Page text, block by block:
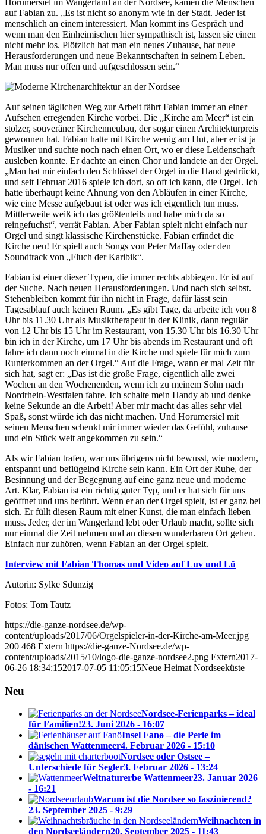
auf Fabian zu. „Es ist nicht so anonym wie in der Stadt. Jeder ist
menschlich an einem interessiert. Man kommt ins Gespräch und
wenn man den Einheimischen hier sympathisch ist, lassen sie einen
nicht mehr los. Plötzlich hat man ein neues Zuhause, hat neue
Herausforderungen und neue Bekanntschaften in seinem Leben.
Man muss nur offen und aufgeschlossen sein.“
Auf seinen täglichen Weg zur Arbeit fährt Fabian immer an einer
Aufsehen erregenden Kirche vorbei. Die „Kirche am Meer“ ist ein
stolzer, souveräner Kirchenneubau, der sogar einen Architekturpreis
gewonnen hat. Fabian hatte mit Kirche wenig am Hut, aber er ist ja
Musiker und suchte noch nach einen Ort, wo er diese Leidenschaft
ausleben konnte. Er dachte an einen Chor und landete an der Orgel.
„Man hat mir einfach den Schlüssel der Orgel in die Hand gedrückt,
und seit Februar 2016 spiele ich dort, so oft ich kann, die Orgel. Ich
hatte überhaupt keine Ahnung von den Abläufen in einer Kirche,
wie eine Messe aufgebaut ist oder was ich eigentlich tun muss.
Mittlerweile weiß ich das größtenteils und habe mich da so
reingefuchst“, verrät Fabian. Aber Fabian spielt nicht einfach nur
Orgel und singt klassische Kirchenstücke. Fabian erfindet die
Kirche neu! Er spielt auch Songs von Peter Maffay oder den
Soundtrack von „Fluch der Karibik“.
Fabian ist einer dieser Typen, die immer rechts abbiegen. Er ist auf
der Suche. Nach neuen Herausforderungen. Und nach sich selbst.
Stehenbleiben kommt für ihn nicht in Frage, dafür lässt sein
Tagesablauf auch keinen Raum. „Es gibt Tage, da arbeite ich von 8
Uhr bis 11.30 Uhr als Musiktherapeut in der Klinik, dann regulär
von 12 Uhr bis 15 Uhr im Restaurant, von 15.30 Uhr bis 16.30 Uhr
bin ich in der Kirche, um 17 Uhr bis abends im Restaurant und oft
fahre ich dann noch einmal in die Kirche und spiele für mich zum
Runterkommen an der Orgel.“ Auf die Frage, wann er mal Zeit für
sich hat, sagt er: „Das ist die große Frage, eigentlich alle zwei
Wochen an den Wochenenden, wenn ich zu meinem Sohn nach
Nordrhein-Westfalen fahre. Ich schalte mein Handy ab und denke
keine Sekunde an die Arbeit! Aber mir macht das alles sehr viel
Spaß, sonst würde ich das nicht machen. Und Horumersiel mit
seinen Menschen schenkt mir immer wieder das Gefühl, zuhause
und ein Stück weit angekommen zu sein.“
Als wir Fabian trafen, war uns übrigens nicht bewusst, wie modern,
entspannt und beflügelnd Kirche sein kann. Ein Ort der Ruhe, der
Besinnung und der Begegnung auf eine ganz neue und moderne
Art. Klar, Fabian ist ein richtig guter Typ, und er hat sich für uns
geöffnet und uns berührt. Wenn er an der Orgel spielt, ist er ganz bei
sich. Er füllt diesen Raum mit einer Kunst, die man einfach lieben
muss. Jeder, der im Wangerland lebt oder Urlaub macht, sollte sich
nur einmal die Zeit nehmen und an diesen wunderbaren Ort gehen.
Einfach nur zuhören, wenn Fabian an der Orgel spielt.
Interview mit Fabian Thomas und Video auf Luv und Lü
Autorin: Sylke Sdunzig
Fotos: Tom Tautz
https://die-ganze-nordsee.de/wp-
content/uploads/2017/06/Orgelspieler-in-der-Kirche-am-Meer.jpg
200 468 Extern https://die-ganze-Nordsee.de/wp-
content/uploads/2015/10/logo-die-ganze-nordsee2.png Extern2017-
06-26 18:34:152017-07-05 11:05:15Neue Heimat Nordseeküste
Neu
Nordsee-Ferienparks – ideal
für Familien!23. Juni 2026 - 16:07
Insel Fanø – die Perle im
dänischen Wattenmeer4. Februar 2026 - 15:10
Nordsee oder Ostsee –
Unterschiede für Segler3. Februar 2026 - 13:24
Weltnaturerbe Wattenmeer23. Januar 2026
- 16:21
Warum ist die Nordsee so faszinierend?
23. September 2025 - 9:29
Weihnachten in
den Nordseeländern20. September 2025 - 11:43